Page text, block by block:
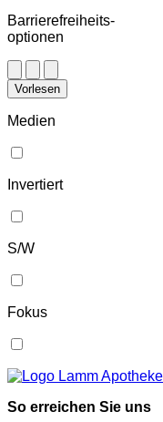
Barrierefreiheits-
optionen
Vorlesen
Medien
Invertiert
S/W
Fokus
So erreichen Sie uns